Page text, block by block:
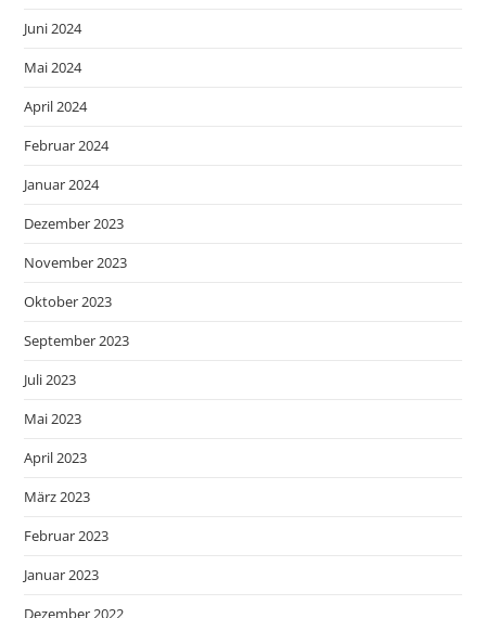
Juni 2024
Mai 2024
April 2024
Februar 2024
Januar 2024
Dezember 2023
November 2023
Oktober 2023
September 2023
Juli 2023
Mai 2023
April 2023
März 2023
Februar 2023
Januar 2023
Dezember 2022